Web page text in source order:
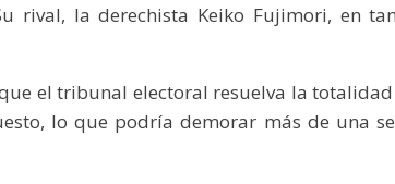
rival, la derechista Keiko Fujimori, en
el tribunal electoral resuelva la
lo que podría demorar más de una